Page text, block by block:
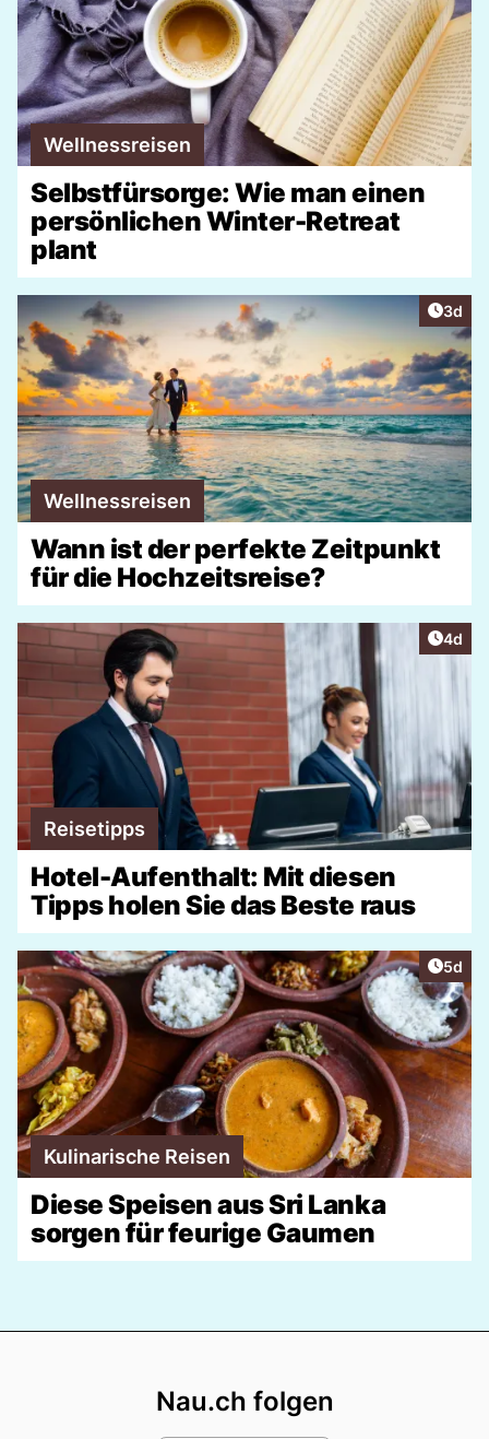
Wellnessreisen
Selbstfürsorge: Wie man einen
persönlichen Winter-Retreat
plant
3d
Wellnessreisen
Wann ist der perfekte Zeitpunkt
für die Hochzeitsreise?
4d
Reisetipps
Hotel-Aufenthalt: Mit diesen
Tipps holen Sie das Beste raus
5d
Kulinarische Reisen
Diese Speisen aus Sri Lanka
sorgen für feurige Gaumen
Nau.ch folgen